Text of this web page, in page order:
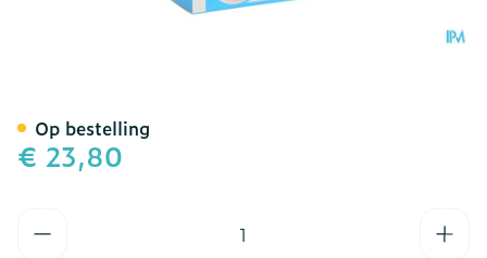
€ 23,80
Op bestelling